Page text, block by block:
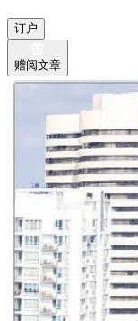
订户
赠阅文章